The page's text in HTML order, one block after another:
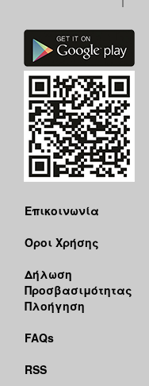
Επικοινωνία
Όροι Χρήσης
Δήλωση
Προσβασιμότητας
Πλοήγηση
FAQs
RSS